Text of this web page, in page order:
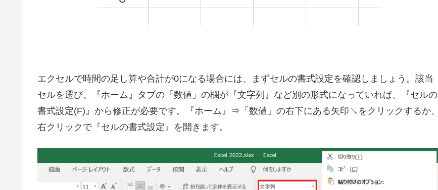
エクセルで時間の足し算や合計が0になる場合には、まずセルの書式設定を確認しましょう。該当
セルを選び、『ホーム』タブの「数値」の欄が『文字列』など別の形式になっていれば、『セルの
書式設定(F)』から修正が必要です。『ホーム』⇒「数値」の右下にある矢印↘をクリックするか、
右クリックで『セルの書式設定』を開きます。